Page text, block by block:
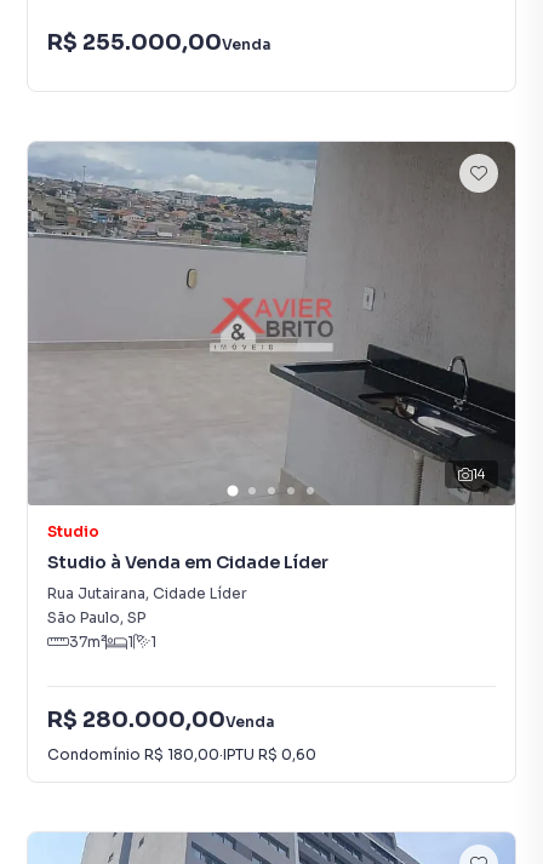
R$ 255.000,00Venda
14
Studio
Studio à Venda em Cidade Líder
Rua Jutairana, Cidade Líder
São Paulo, SP
37m² 1 1
R$ 280.000,00Venda
Condomínio R$ 180,00·IPTU R$ 0,60